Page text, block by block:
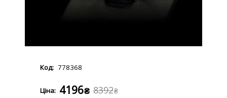
778368
8392₴
4196₴